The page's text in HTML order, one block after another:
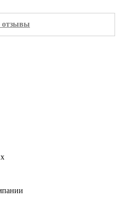
отзывы